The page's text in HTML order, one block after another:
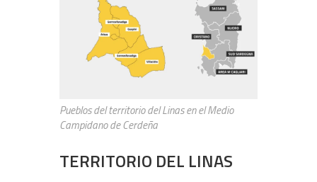
Pueblos del territorio del Linas en el Medio
Campidano de Cerdeña
TERRITORIO DEL LINAS